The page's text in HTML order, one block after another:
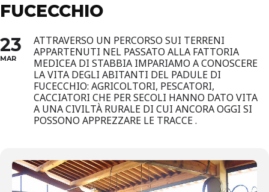
FUCECCHIO
23
MAR
ATTRAVERSO UN PERCORSO SUI TERRENI
APPARTENUTI NEL PASSATO ALLA FATTORIA
MEDICEA DI STABBIA IMPARIAMO A CONOSCERE
LA VITA DEGLI ABITANTI DEL PADULE DI
FUCECCHIO: AGRICOLTORI, PESCATORI,
CACCIATORI CHE PER SECOLI HANNO DATO VITA
A UNA CIVILTÀ RURALE DI CUI ANCORA OGGI SI
POSSONO APPREZZARE LE TRACCE .